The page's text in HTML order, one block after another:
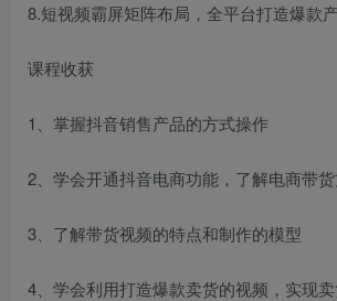
8.短视频霸屏矩阵布局，全平台打造爆款
课程收获
1、掌握抖音销售产品的方式操作
2、学会开通抖音电商功能，了解电商带
3、了解带货视频的特点和制作的模型
4、学会利用打造爆款卖货的视频，实现